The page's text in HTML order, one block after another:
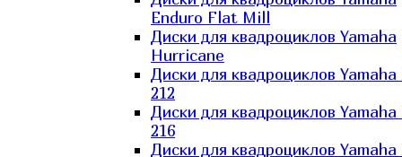
Enduro Flat Mill
Диски для квадроциклов Yamaha
Hurricane
Диски для квадроциклов
212
Диски для квадроциклов
216
Диски для квадроциклов